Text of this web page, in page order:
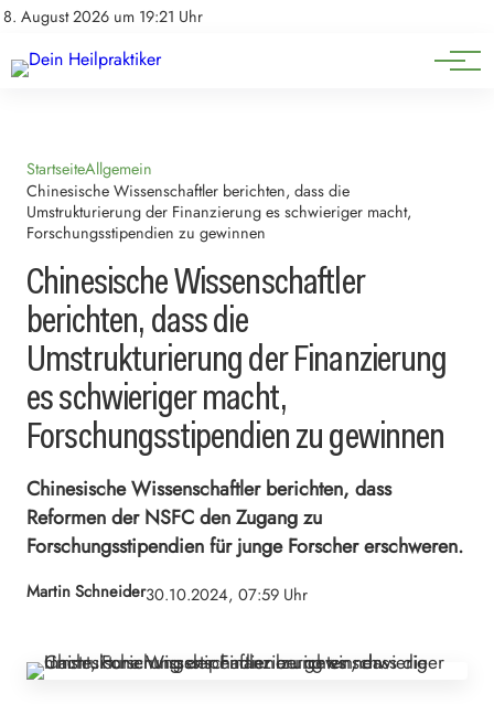
8. August 2026 um 19:21 Uhr
Impressum
Natürliche Medizin
Heilpflanzen & Kräuterkunde
StartseiteAllgemein
Chinesische Wissenschaftler berichten, dass die
Umstrukturierung der Finanzierung es schwieriger macht,
Forschungsstipendien zu gewinnen
Chinesische Wissenschaftler
berichten, dass die
Umstrukturierung der Finanzierung
es schwieriger macht,
Forschungsstipendien zu gewinnen
Chinesische Wissenschaftler berichten, dass
Reformen der NSFC den Zugang zu
Forschungsstipendien für junge Forscher erschweren.
Martin Schneider30.10.2024, 07:59 Uhr